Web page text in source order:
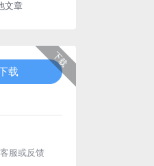
文章
下载
载
服或反馈